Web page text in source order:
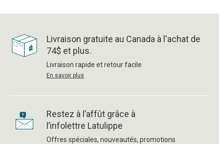
Livraison gratuite au Canada à l'achat de
74$ et plus.
Livraison rapide et retour facile
En savoir plus
Restez à l’affût grâce à
l’infolettre Latulippe
Offres spéciales, nouveautés, promotions